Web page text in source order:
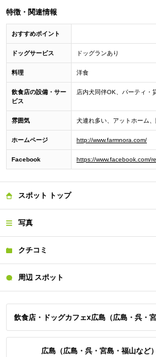
特徴・関連情報
おすすめポイント
ドッグサービス ドッグランあり
料理 洋食
飲食店の設備・サー
ビス
店内犬同伴OK、パーティ・
雰囲気 犬連れ多い、アットホーム
ホームページ http://www.farmnora.com/
Facebook https://www.facebook.com/
スポット トップ
写真
クチコミ
周辺 スポット
飲食店・ドッグカフェx広島（広島・呉・
広島（広島・呉・宮島・福山など